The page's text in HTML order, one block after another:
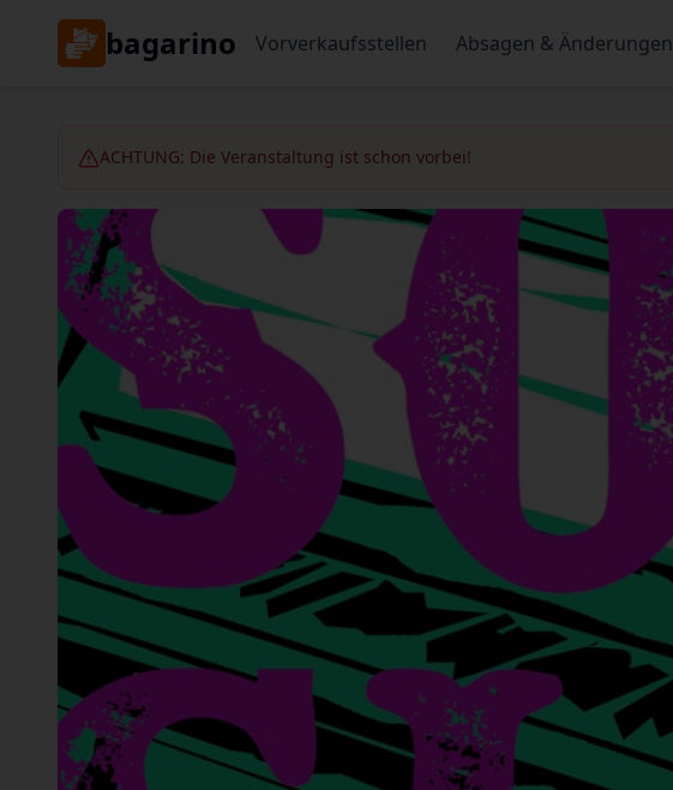
bagarino Vorverkaufsstellen Absagen & Änderungen
ACHTUNG: Die Veranstaltung ist schon vorbei!